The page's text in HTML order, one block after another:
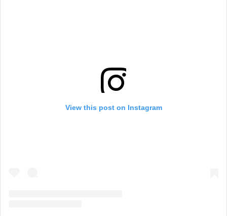
View this post on Instagram